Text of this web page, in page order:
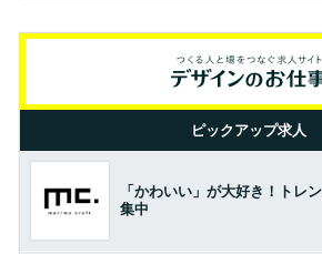
ピックアップ求人
「かわいい」が大好き！トレ
集中